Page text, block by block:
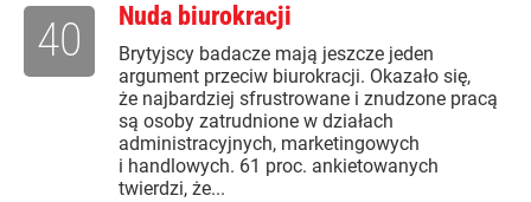
Nuda biurokracji
Brytyjscy badacze mają jeszcze jeden
argument przeciw biurokracji. Okazało się,
że najbardziej sfrustrowane i znudzone pracą
są osoby zatrudnione w działach
administracyjnych, marketingowych
i handlowych. 61 proc. ankietowanych
twierdzi, że...
40